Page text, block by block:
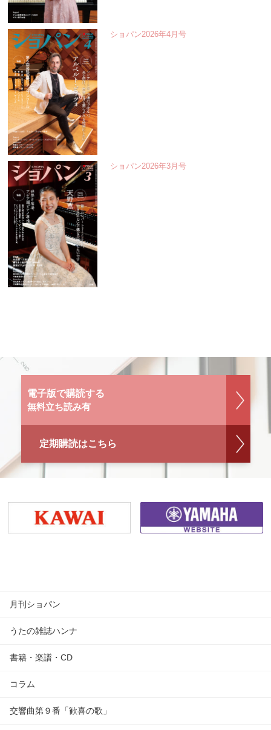
ショパン2026年4月号
ショパン2026年3月号
電子版で購読する
無料立ち読み有
定期購読はこちら
月刊ショパン
うたの雑誌ハンナ
書籍・楽譜・CD
コラム
交響曲第９番「歓喜の歌」